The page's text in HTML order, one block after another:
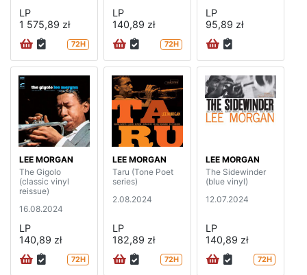
LP
1 575,89 zł
72H
LP
140,89 zł
72H
LP
95,89 zł
LEE MORGAN
The Gigolo
(classic vinyl
reissue)
16.08.2024
LP
140,89 zł
72H
LEE MORGAN
Taru (Tone Poet
series)
2.08.2024
LP
182,89 zł
72H
LEE MORGAN
The Sidewinder
(blue vinyl)
12.07.2024
LP
140,89 zł
72H